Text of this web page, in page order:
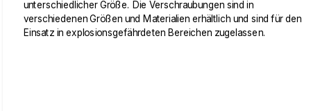
unterschiedlicher Größe. Die Verschraubungen sind in
verschiedenen Größen und Materialien erhältlich und sind für den
Einsatz in explosionsgefährdeten Bereichen zugelassen.